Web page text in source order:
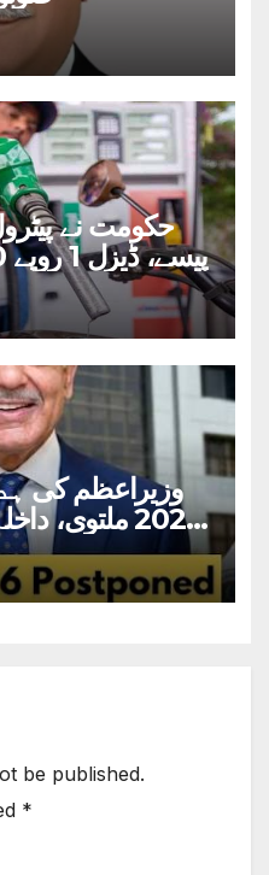
پیسے، ڈیزل 1 روپے 50 پیسے سستا کردیا
وزیراعظم کی
2026
be published.
*